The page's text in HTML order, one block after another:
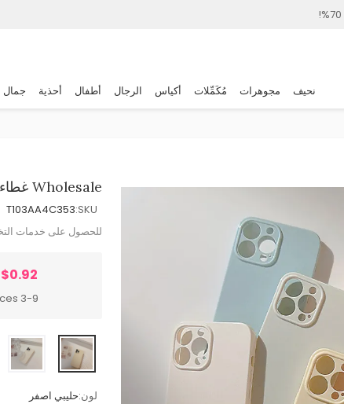
نحيف مجوهرات مُكَمِّلات أكياس الرجال أطفال أحذية جمال
Wholesale غطاء هاتف أبل ناعم من TPU بلون سادة وبسيط
SKU:
T103AA4C353
للحصول على خدمات
3-9 pieces
لون:حليبي اصفر